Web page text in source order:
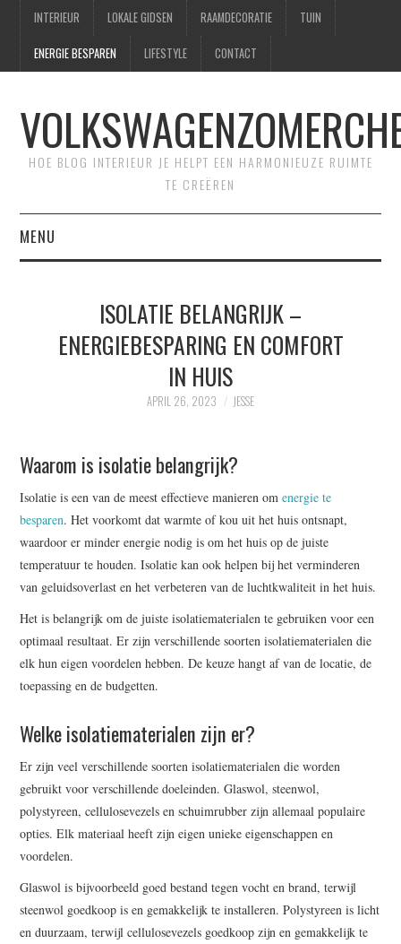
INTERIEUR LOKALE GIDSEN RAAMDECORATIE TUIN
ENERGIE BESPAREN LIFESTYLE CONTACT
HOE BLOG INTERIEUR JE HELPT EEN HARMONIEUZE RUIMTE
TE CREËREN
MENU
COMPLETE GUIDELINES
ISOLATIE BELANGRIJK –
ENERGIEBESPARING EN COMFORT
IN HUIS
APRIL 26, 2023 JESSE
Waarom is isolatie belangrijk?
Isolatie is een van de meest effectieve manieren omenergie te
besparen. Het voorkomt dat warmte of kou uit het huis ontsnapt,
waardoor er minder energie nodig is om het huis op de juiste
temperatuur te houden. Isolatie kan ook helpen bij het verminderen
van geluidsoverlast en het verbeteren van de luchtkwaliteit in het huis.
Het is belangrijk om de juiste isolatiematerialen te gebruiken voor een
optimaal resultaat. Er zijn verschillende soorten isolatiematerialen die
elk hun eigen voordelen hebben. De keuze hangt af van de locatie, de
toepassing en de budgetten.
Welke isolatiematerialen zijn er?
Er zijn veel verschillende soorten isolatiematerialen die worden
gebruikt voor verschillende doeleinden. Glaswol, steenwol,
polystyreen, cellulosevezels en schuimrubber zijn allemaal populaire
opties. Elk materiaal heeft zijn eigen unieke eigenschappen en
voordelen.
Glaswol is bijvoorbeeld goed bestand tegen vocht en brand, terwijl
steenwol goedkoop is en gemakkelijk te installeren. Polystyreen is licht
en duurzaam, terwijl cellulosevezels goedkoop zijn en gemakkelijk te